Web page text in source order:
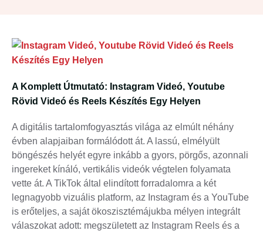
A Komplett Útmutató: Instagram Videó, Youtube
Rövid Videó és Reels Készítés Egy Helyen
A digitális tartalomfogyasztás világa az elmúlt néhány
évben alapjaiban formálódott át. A lassú, elmélyült
böngészés helyét egyre inkább a gyors, pörgős, azonnali
ingereket kínáló, vertikális videók végtelen folyamata
vette át. A TikTok által elindított forradalomra a két
legnagyobb vizuális platform, az Instagram és a YouTube
is erőteljes, a saját ökoszisztémájukba mélyen integrált
válaszokat adott: megszületett az Instagram Reels és a